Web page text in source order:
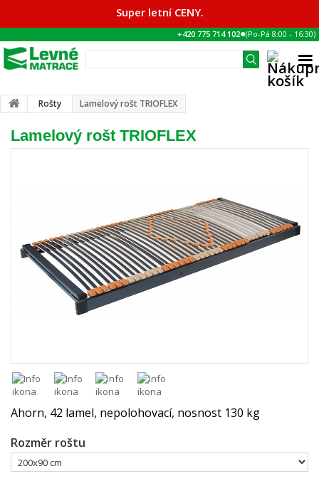
Super letní CENY.
+420 775 714 102●(Po-Pá 8:00 - 16:30)
Rošty Lamelový rošt TRIOFLEX
Lamelový rošt TRIOFLEX
Ahorn, 42 lamel, nepolohovací, nosnost 130 kg
Rozměr roštu